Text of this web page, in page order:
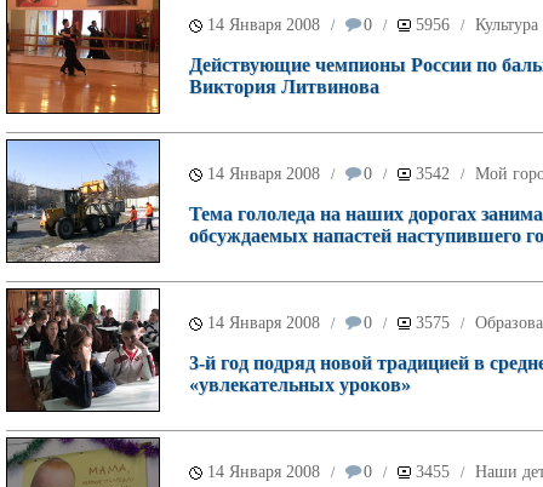
14 Января 2008 / 0 / 5956 / Культура
Действующие чемпионы России по
Виктория Литвинова
14 Января 2008 / 0 / 3542 / Мой
Тема гололеда на наших дорогах
обсуждаемых напастей наступившего
14 Января 2008 / 0 / 3575 /
3-й год подряд новой традицией в
«увлекательных уроков»
14 Января 2008 / 0 / 3455 / Наши